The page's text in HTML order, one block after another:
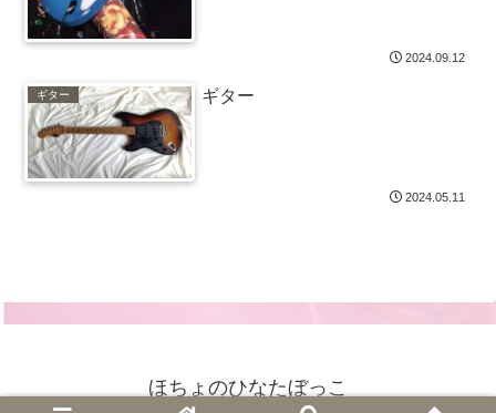
2024.09.12
ギター ギター
2024.05.11
ほちょのひなたぼっこ